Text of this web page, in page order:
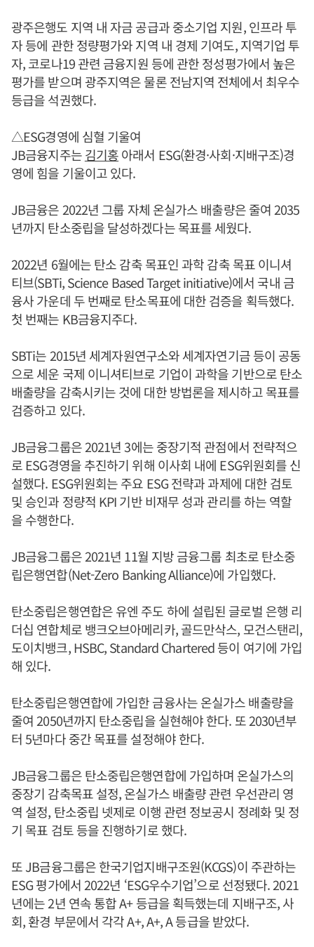
광주은행도 지역 내 자금 공급과 중소기업 지원, 인프라 투
자 등에 관한 정량평가와 지역 내 경제 기여도, 지역기업 투
자, 코로나19 관련 금융지원 등에 관한 정성평가에서 높은
평가를 받으며 광주지역은 물론 전남지역 전체에서 최우수
등급을 석권했다.
△ESG경영에 심혈 기울여
JB금융지주는김기홍아래서 ESG(환경·사회·지배구조)경
영에 힘을 기울이고 있다.
JB금융은 2022년 그룹 자체 온실가스 배출량은 줄여 2035
년까지 탄소중립을 달성하겠다는 목표를 세웠다.
2022년 6월에는 탄소 감축 목표인 과학 감축 목표 이니셔
티브(SBTi, Science Based Target initiative)에서 국내 금
융사 가운데 두 번째로 탄소목표에 대한 검증을 획득했다.
첫 번째는 KB금융지주다.
SBTi는 2015년 세계자원연구소와 세계자연기금 등이 공동
으로 세운 국제 이니셔티브로 기업이 과학을 기반으로 탄소
배출량을 감축시키는 것에 대한 방법론을 제시하고 목표를
검증하고 있다.
JB금융그룹은 2021년 3에는 중장기적 관점에서 전략적으
로 ESG경영을 추진하기 위해 이사회 내에 ESG위원회를 신
설했다. ESG위원회는 주요 ESG 전략과 과제에 대한 검토
및 승인과 정량적 KPI 기반 비재무 성과 관리를 하는 역할
을 수행한다.
JB금융그룹은 2021년 11월 지방 금융그룹 최초로 탄소중
립은행연합(Net-Zero Banking Alliance)에 가입했다.
탄소중립은행연합은 유엔 주도 하에 설립된 글로벌 은행 리
더십 연합체로 뱅크오브아메리카, 골드만삭스, 모건스탠리,
도이치뱅크, HSBC, Standard Chartered 등이 여기에 가입
해 있다.
탄소중립은행연합에 가입한 금융사는 온실가스 배출량을
줄여 2050년까지 탄소중립을 실현해야 한다. 또 2030년부
터 5년마다 중간 목표를 설정해야 한다.
JB금융그룹은 탄소중립은행연합에 가입하며 온실가스의
중장기 감축목표 설정, 온실가스 배출량 관련 우선관리 영
역 설정, 탄소중립 넷제로 이행 관련 정보공시 정례화 및 정
기 목표 검토 등을 진행하기로 했다.
또 JB금융그룹은 한국기업지배구조원(KCGS)이 주관하는
ESG 평가에서 2022년 ‘ESG우수기업’으로 선정됐다. 2021
년에는 2년 연속 통합 A+ 등급을 획득했는데 지배구조, 사
회, 환경 부문에서 각각 A+, A+, A 등급을 받았다.